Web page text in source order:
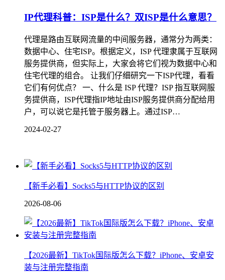
IP代理科普：ISP是什么？双ISP是什么意思？
代理是路由互联网流量的中间服务器，通常分为两类：
数据中心、住宅ISP。根据定义，ISP 代理隶属于互联网
服务提供商，但实际上，大家会将它们视为数据中心和
住宅代理的组合。 让我们仔细研究一下ISP代理，看看
它们有何优点？ 一、什么是 ISP 代理？ISP 指互联网服
务提供商，ISP代理指IP地址由ISP服务提供商分配给用
户，可以说它是托管于服务器上。通过ISP…
2024-02-27
【新手必看】Socks5与HTTP协议的区别
2026-08-06
【2026最新】TikTok国际版怎么下载？iPhone、安卓安
装与注册完整指南